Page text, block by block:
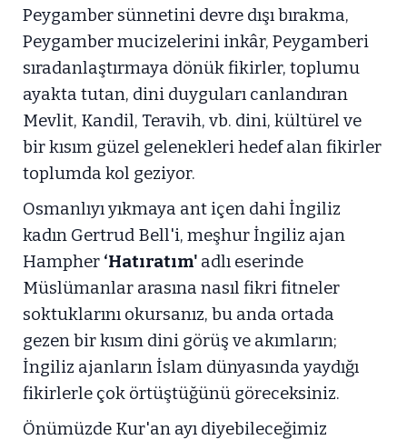
Peygamber sünnetini devre dışı bırakma,
Peygamber mucizelerini inkâr, Peygamberi
sıradanlaştırmaya dönük fikirler, toplumu
ayakta tutan, dini duyguları canlandıran
Mevlit, Kandil, Teravih, vb. dini, kültürel ve
bir kısım güzel gelenekleri hedef alan fikirler
toplumda kol geziyor.
Osmanlıyı yıkmaya ant içen dahi İngiliz
kadın Gertrud Bell'i, meşhur İngiliz ajan
Hampher ‘Hatıratım' adlı eserinde
Müslümanlar arasına nasıl fikri fitneler
soktuklarını okursanız, bu anda ortada
gezen bir kısım dini görüş ve akımların;
İngiliz ajanların İslam dünyasında yaydığı
fikirlerle çok örtüştüğünü göreceksiniz.
Önümüzde Kur'an ayı diyebileceğimiz